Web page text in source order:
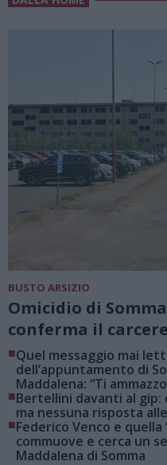
BUSTO ARSIZIO
Omicidio di
conferma il
■Quel messaggio mai
dell’appuntamento di
Maddalena: “Ti
■Bertellini davanti al
ma nessuna risposta
■Federico Venco e quella
commuove e cerca un
Maddalena di Somma